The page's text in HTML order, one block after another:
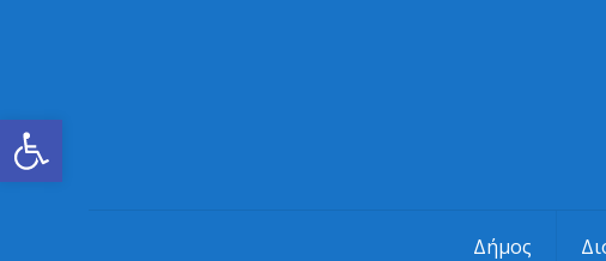
Ανοίξτε τη γραμμή εργαλείων
Δήμος